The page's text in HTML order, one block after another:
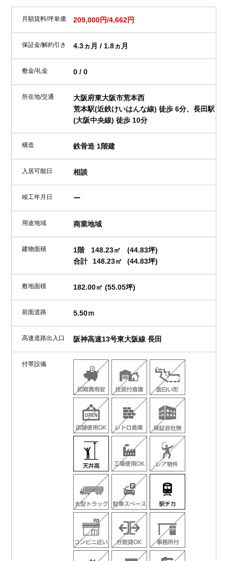
月額賃料/坪単価 209,000円/4,662円
保証金/解約引き 4.3ヵ月 / 1.8ヵ月
敷金/礼金 0 / 0
所在地/交通
大阪府東大阪市荒本西
荒本駅(近鉄けいはんな線) 徒歩 6分、長田駅
(大阪中央線) 徒歩 10分
構造 鉄骨造 1階建
入居可能日 相談
竣工年月日 ー
用途地域 商業地域
建物面積 1階 148.23㎡
(44.83坪)
合計
148.23㎡ (44.83坪)
敷地面積 182.00㎡ (55.05坪)
前面道路 5.50ｍ
高速道路出入口 阪神高速13号東大阪線 長田
付帯設備